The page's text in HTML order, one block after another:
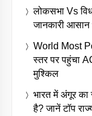
लोकसभा Vs
जानकारी आसान
World Most
स्तर पर पहुंचा
मुश्किल
भारत में अंगूर
है? जानें टॉप